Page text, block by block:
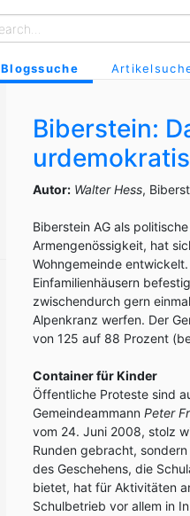
Blogssuche
Biberstein:
Autor: Walter Hess,
Biberstein AG als
Armengenössigkeit, hat
Wohngemeinde
Einfamilienhäusern
zwischendurch gern
Alpenkranz werfen. Der
von 125 auf 88 Prozent
Container für Kinder
Öffentliche Proteste sind
Gemeindeammann Peter
vom 24. Juni 2008, stolz
Runden gebracht,
des Geschehens, die
bietet, hat für Aktivitäten
Schulbetrieb vor allem in